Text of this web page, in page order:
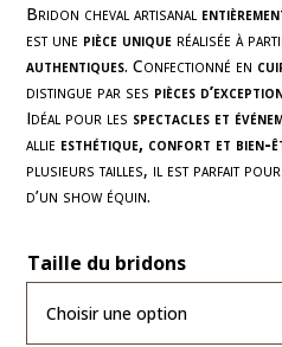
à
Bridon cheval artisanal
est une pièce unique réalisée à
authentiques. Confectionné en
distingue par ses pièces
Idéal pour les spectacles et
allie esthétique, confort et bien-
plusieurs tailles, il est parfait
d’un show équin.
Taille du bridons